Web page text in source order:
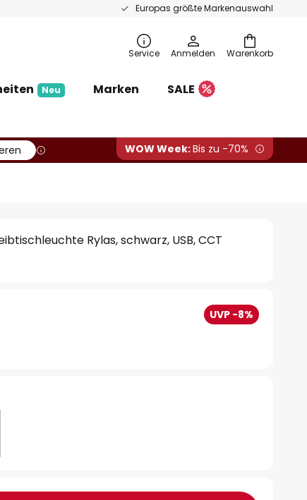
Europas größte Markenauswahl
Warenkorb
Service Anmelden
Neu Marken
SALE
WOW Week:Bis zu -70%
Rylas, schwarz, USB, CCT
UVP -8%